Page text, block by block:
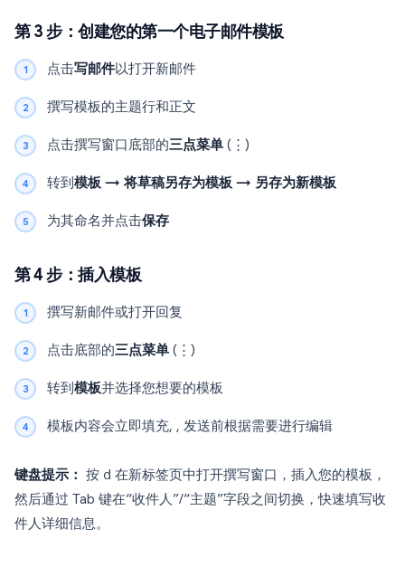
第 3 步：创建您的第一个电子邮件模板
点击写邮件以打开新邮件
撰写模板的主题行和正文
点击撰写窗口底部的三点菜单 (⋮)
转到 模板 → 将草稿另存为模板 → 另存为新模板
为其命名并点击保存
第 4 步：插入模板
撰写新邮件或打开回复
点击底部的三点菜单 (⋮)
转到 模板并选择您想要的模板
模板内容会立即填充, , 发送前根据需要进行编辑
键盘提示： 按 d 在新标签页中打开撰写窗口，插入您的模板，
然后通过 Tab 键在“收件人”/“主题”字段之间切换，快速填写收
件人详细信息。